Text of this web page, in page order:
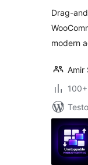
Drag-
modern
Amir